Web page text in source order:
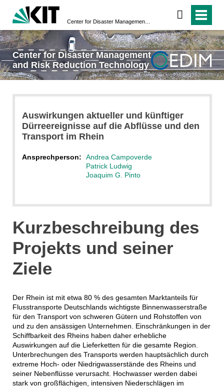
Center for Disaster Management
and Risk Reduction Technology
Auswirkungen aktueller und künftiger
Dürreereignisse auf die Abflüsse und den
Transport im Rhein
Ansprechperson:
Andrea Campoverde
Patrick Ludwig
Joaquim G. Pinto
Kurzbeschreibung des
Projekts und seiner
Ziele
Der Rhein ist mit etwa 80 % des gesamten Marktanteils für
Flusstransporte Deutschlands wichtigste Binnenwasserstraße
für den Transport von schweren Gütern und Rohstoffen von
und zu den ansässigen Unternehmen. Einschränkungen in der
Schiffbarkeit des Rheins haben daher erhebliche
Auswirkungen auf die Lieferketten für die gesamte Region.
Unterbrechungen des Transports werden hauptsächlich durch
extreme Hoch- oder Niedrigwasserstände des Rheins und
seiner Nebenflüsse verursacht. Hochwasser werden dabei
stark von großflächigen, intensiven Niederschlägen im